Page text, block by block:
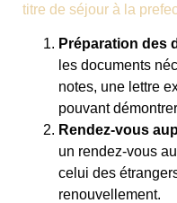
titre de séjour à la
Préparation des
les documents
notes, une lettre
pouvant
Rendez-vous
un rendez-vous
celui des
renouvellement.